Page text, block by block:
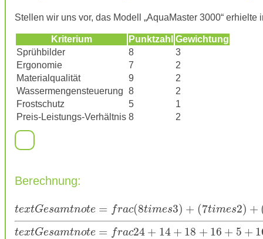
Stellen wir uns vor, das Modell „AquaMaster 3000“
Kriterium Punktzahl Gewichtung
Sprühbilder
8
3
Ergonomie
7
2
Materialqualität
9
2
Wassermengensteuerung 8
2
Frostschutz
5
1
Preis-Leistungs-Verhältnis 8 2
Berechnung:
textGesamtnote = frac(8times3) + (7times2) +
textGesamtnote = frac24 + 14 + 18 + 16 + 5 +